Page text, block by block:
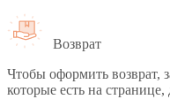
Возврат
Чтобы оформить возврат,
которые есть на